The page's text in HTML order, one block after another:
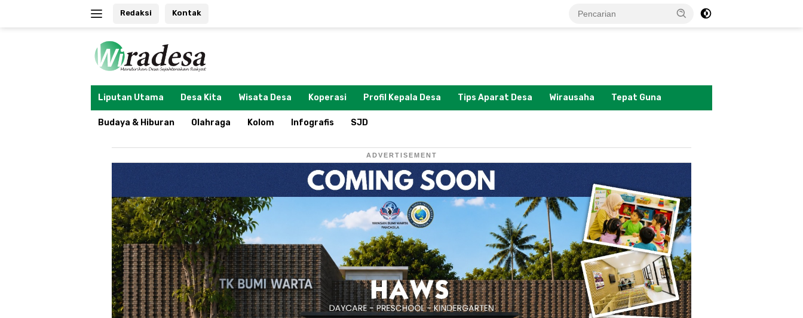
Redaksi Kontak
Liputan Utama Desa Kita Wisata Desa Koperasi Profil Kepala Desa Tips Aparat Desa Wirausaha Tepat Guna
Budaya & Hiburan Olahraga Kolom Infografis SJD
ADVERTISEMENT